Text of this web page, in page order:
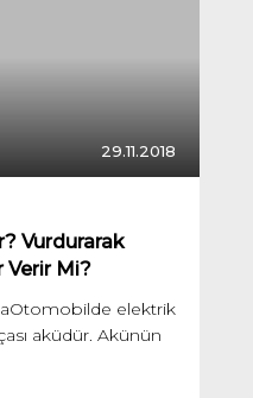
29.11.2018
Vurdurarak
Verir Mi?
elektrik
aküdür. Akünün